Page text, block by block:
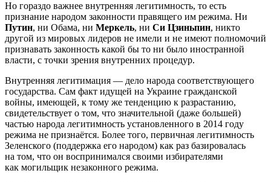
Но гораздо важнее внутренняя легитимность, то есть
признание народом законности правящего им режима. Ни
Путин, ни Обама, ни Меркель, ни Си Цзиньпин, никто
другой из мировых лидеров не имели и не имеют полномочий
признавать законность какой бы то ни было иностранной
власти, с точки зрения внутренних процедур.
Внутренняя легитимация — дело народа соответствующего
государства. Сам факт идущей на Украине гражданской
войны, имеющей, к тому же тенденцию к разрастанию,
свидетельствует о том, что значительной (даже большей)
частью народа легитимность установленного в 2014 году
режима не признаётся. Более того, первичная легитимность
Зеленского (поддержка его народом) как раз базировалась
на том, что он воспринимался своими избирателями
как могильщик незаконного режима.